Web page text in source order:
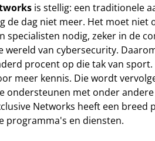
is stellig: een traditionele
de dag niet meer. Het moet niet
specialisten nodig, zeker in de
wereld van cybersecurity.
procent op die tak van
meer kennis. Die wordt
ondersteunen met onder
Networks heeft een
programma's en diensten.